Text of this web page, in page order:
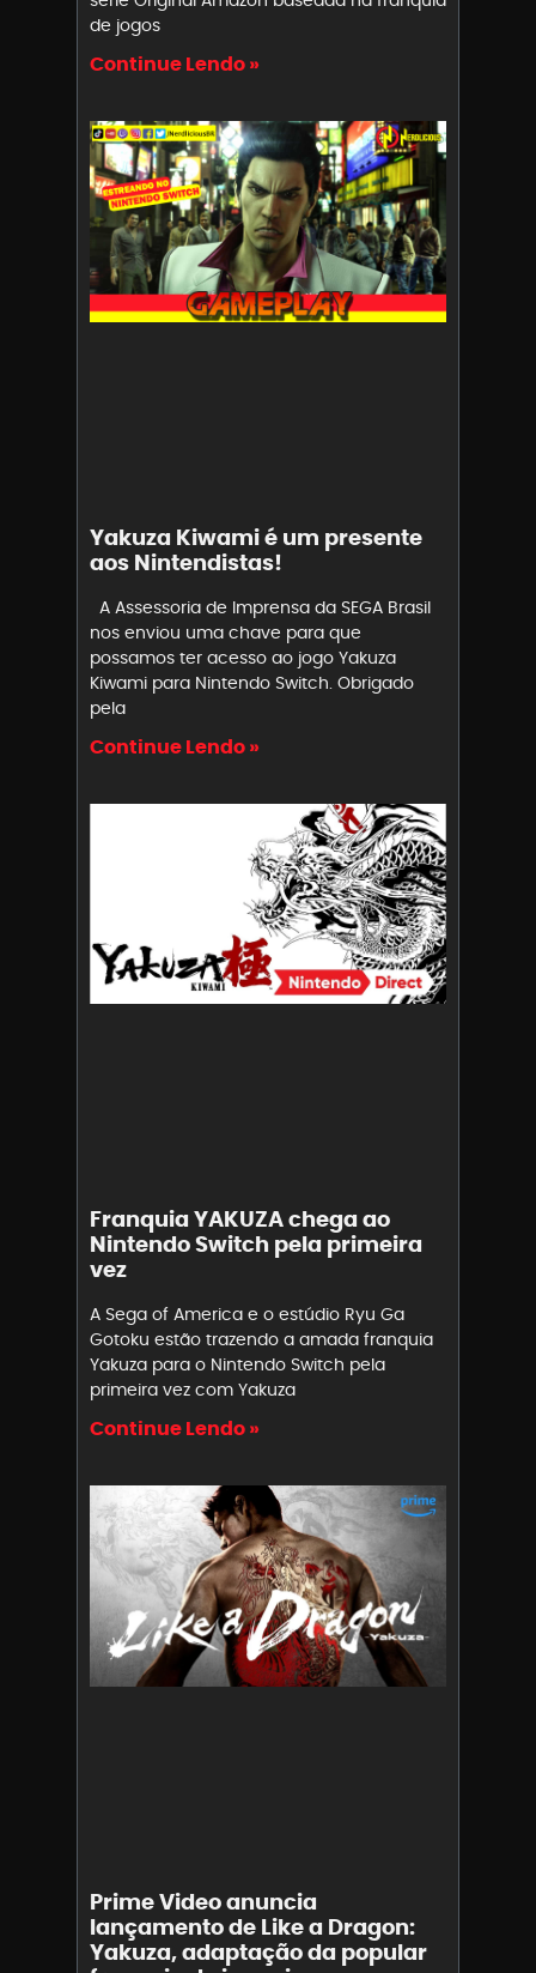
de jogos
Continue Lendo »
Yakuza Kiwami é um presente
aos Nintendistas!
A Assessoria de Imprensa da SEGA Brasil
nos enviou uma chave para que
possamos ter acesso ao jogo Yakuza
Kiwami para Nintendo Switch. Obrigado
pela
Continue Lendo »
Franquia YAKUZA chega ao
Nintendo Switch pela primeira
vez
A Sega of America e o estúdio Ryu Ga
Gotoku estão trazendo a amada franquia
Yakuza para o Nintendo Switch pela
primeira vez com Yakuza
Continue Lendo »
Prime Video anuncia
lançamento de Like a Dragon:
Yakuza, adaptação da popular